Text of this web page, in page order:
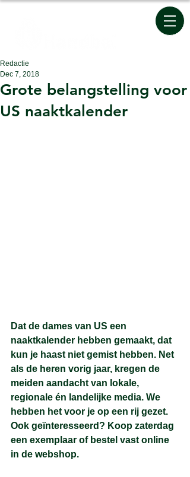
Grote belangstelling voor
US naaktkalender
Redactie
Dec 7, 2018
Dat de dames van US een
naaktkalender hebben gemaakt, dat
kun je haast niet gemist hebben. Net
als de heren vorig jaar, kregen de
meiden aandacht van lokale,
regionale én landelijke media. We
hebben het voor je op een rij gezet.
Ook geïnteresseerd? Koop zaterdag
een exemplaar of bestel vast online
in de webshop.